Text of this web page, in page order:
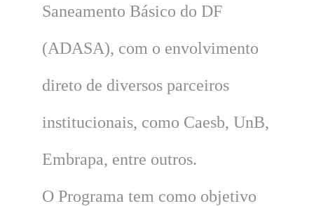
Saneamento Básico do DF
(ADASA), com o envolvimento
direto de diversos parceiros
institucionais, como Caesb, UnB,
Embrapa, entre outros.
O Programa tem como objetivo